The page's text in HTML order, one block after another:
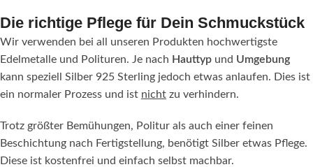
Die richtige Pflege für Dein Schmuckstück
Wir verwenden bei all unseren Produkten hochwertigste
Edelmetalle und Polituren. Je nach Hauttyp und Umgebung
kann speziell Silber 925 Sterling jedoch etwas anlaufen. Dies ist
ein normaler Prozess und ist nicht zu verhindern.
Trotz größter Bemühungen, Politur als auch einer feinen
Beschichtung nach Fertigstellung, benötigt Silber etwas Pflege.
Diese ist kostenfrei und einfach selbst machbar.